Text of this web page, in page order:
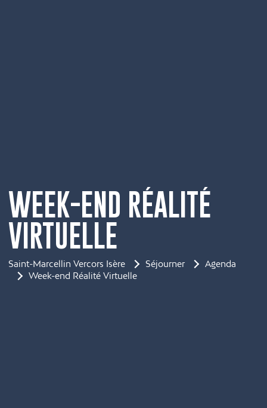
WEEK-END RÉALITÉ
VIRTUELLE
Saint-Marcellin Vercors Isère Séjourner
Agenda
Week-end Réalité Virtuelle